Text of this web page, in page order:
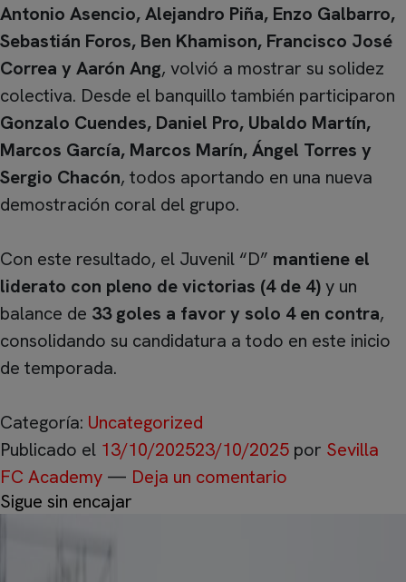
Antonio Asencio, Alejandro Piña, Enzo Galbarro,
Sebastián Foros, Ben Khamison, Francisco José
Correa y Aarón Ang, volvió a mostrar su solidez
colectiva. Desde el banquillo también participaron
Gonzalo Cuendes, Daniel Pro, Ubaldo Martín,
Marcos García, Marcos Marín, Ángel Torres y
Sergio Chacón, todos aportando en una nueva
demostración coral del grupo.
Con este resultado, el Juvenil “D” mantiene el
liderato con pleno de victorias (4 de 4)y un
balance de 33 goles a favor y solo 4 en contra,
consolidando su candidatura a todo en este inicio
de temporada.
Categoría: Uncategorized
Publicado el 13/10/202523/10/2025 por Sevilla
FC Academy — Deja un comentario
Sigue sin encajar